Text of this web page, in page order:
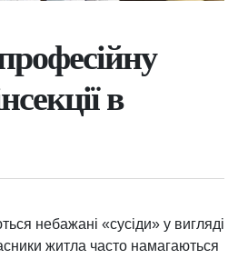
в
небажані «сусіди» у вигляді
житла часто намагаються